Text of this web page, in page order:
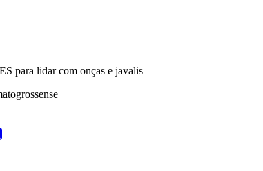
para lidar com onças e javalis